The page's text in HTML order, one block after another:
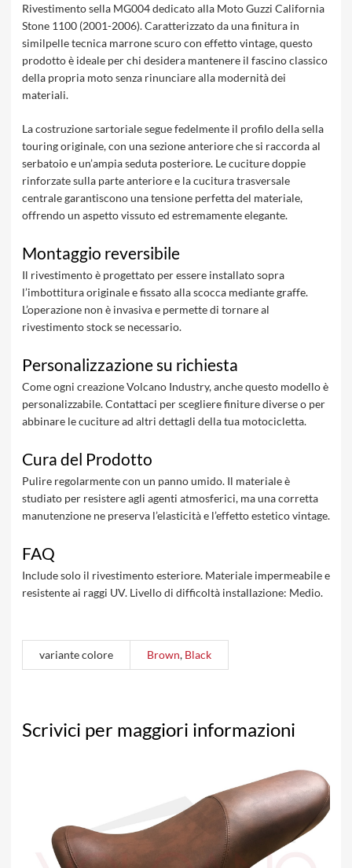
Rivestimento sella MG004 dedicato alla Moto Guzzi California
Stone 1100 (2001-2006). Caratterizzato da una finitura in
similpelle tecnica marrone scuro con effetto vintage, questo
prodotto è ideale per chi desidera mantenere il fascino classico
della propria moto senza rinunciare alla modernità dei
materiali.
La costruzione sartoriale segue fedelmente il profilo della sella
touring originale, con una sezione anteriore che si raccorda al
serbatoio e un’ampia seduta posteriore. Le cuciture doppie
rinforzate sulla parte anteriore e la cucitura trasversale
centrale garantiscono una tensione perfetta del materiale,
offrendo un aspetto vissuto ed estremamente elegante.
Montaggio reversibile
Il rivestimento è progettato per essere installato sopra
l’imbottitura originale e fissato alla scocca mediante graffe.
L’operazione non è invasiva e permette di tornare al
rivestimento stock se necessario.
Personalizzazione su richiesta
Come ogni creazione Volcano Industry, anche questo modello è
personalizzabile. Contattaci per scegliere finiture diverse o per
abbinare le cuciture ad altri dettagli della tua motocicletta.
Cura del Prodotto
Pulire regolarmente con un panno umido. Il materiale è
studiato per resistere agli agenti atmosferici, ma una corretta
manutenzione ne preserva l’elasticità e l’effetto estetico vintage.
FAQ
Include solo il rivestimento esteriore. Materiale impermeabile e
resistente ai raggi UV. Livello di difficoltà installazione: Medio.
variante colore Brown, Black
Scrivici per maggiori informazioni